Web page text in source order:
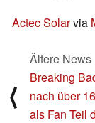
Actec Solarvia
⟨
Ältere News
Breaking
nach über
als Fan Teil